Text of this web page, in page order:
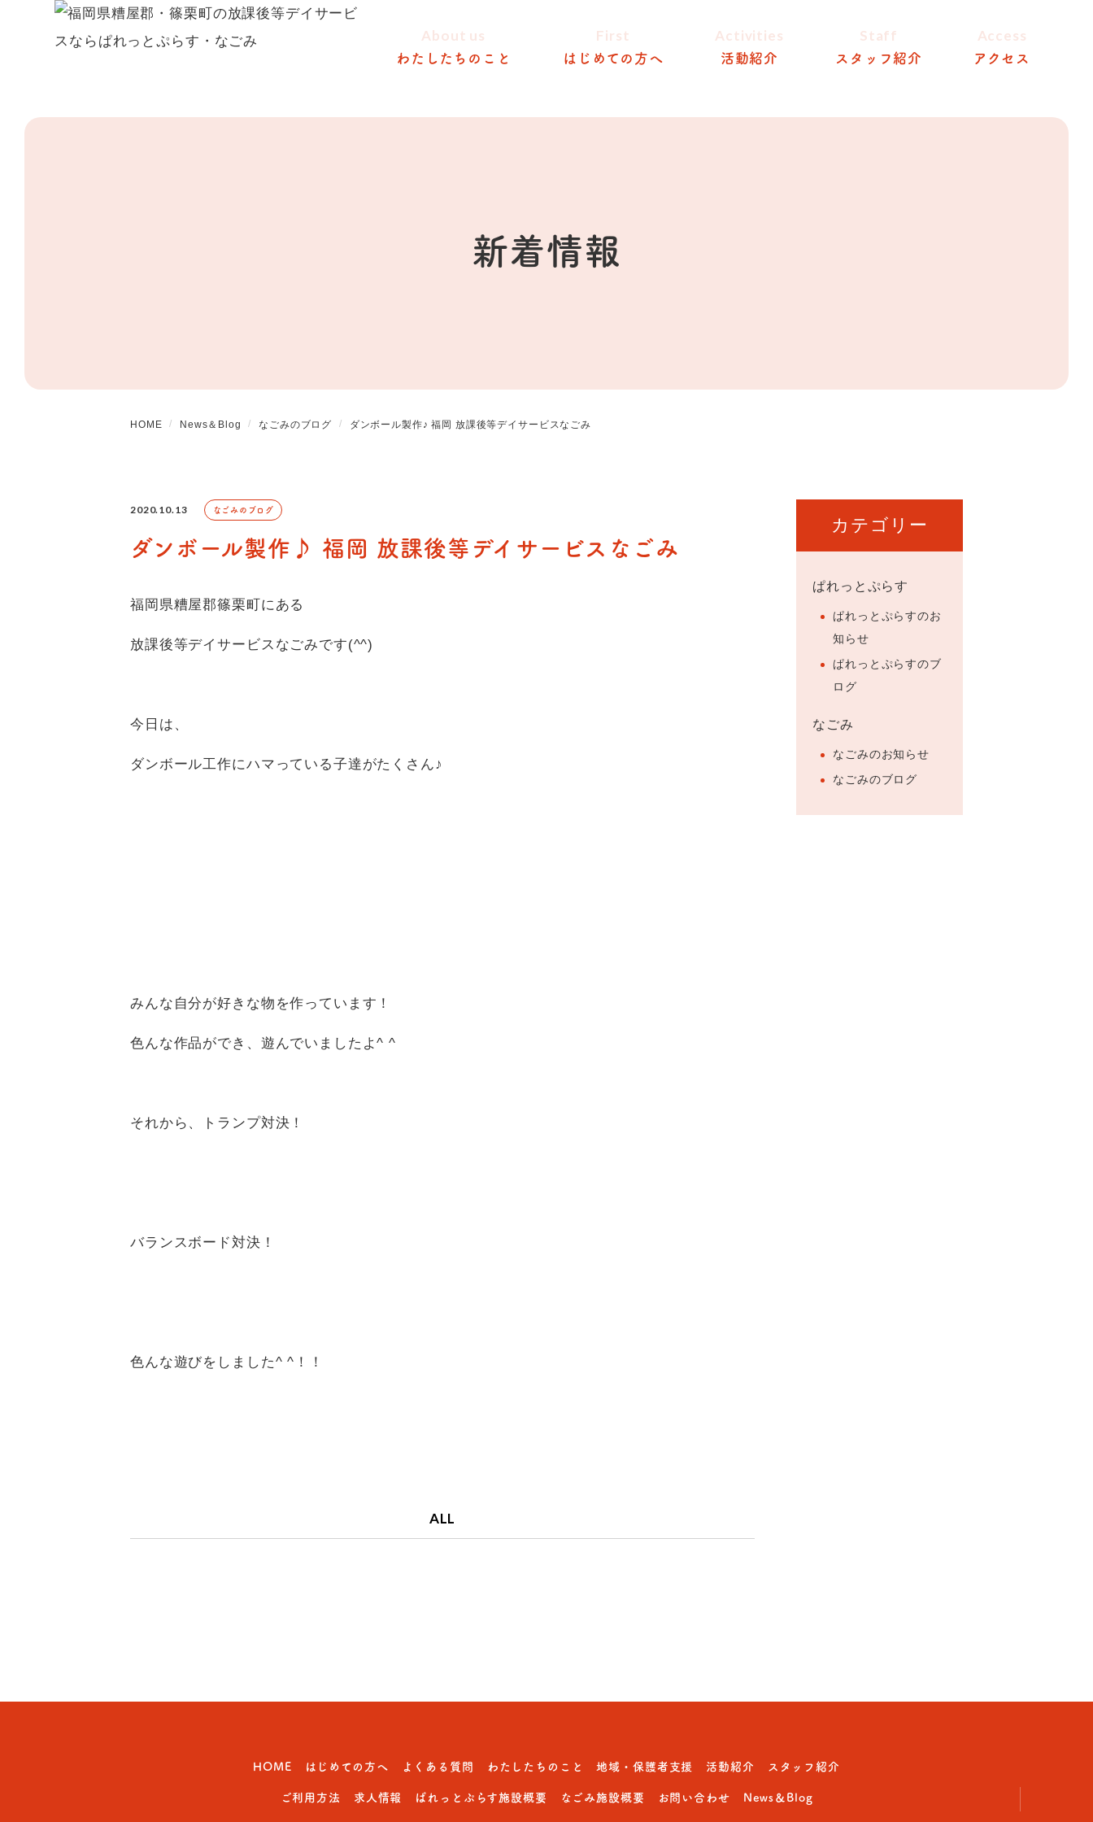
About us
わたしたちのこと
First
はじめての方へ
Activities
活動紹介
Staff
スタッフ紹介
Access
アクセス
新着情報
HOME News＆Blog なごみのブログ ダンボール製作♪ 福岡 放課後等デイサービスなごみ
2020.10.13 なごみのブログ
ダンボール製作♪ 福岡 放課後等デイサービスなごみ
福岡県糟屋郡篠栗町にある
放課後等デイサービスなごみです(^^)
今日は、
ダンボール工作にハマっている子達がたくさん♪
みんな自分が好きな物を作っています！
色んな作品ができ、遊んでいましたよ^ ^
それから、トランプ対決！
バランスボード対決！
色んな遊びをしました^ ^！！
ALL
カテゴリー
ぱれっとぷらす
ぱれっとぷらすのお
知らせ
ぱれっとぷらすのブ
ログ
なごみ
なごみのお知らせ
なごみのブログ
HOME はじめての方へ よくある質問 わたしたちのこと 地域・保護者支援 活動紹介
スタッフ紹介
ご利用方法
求人情報 ぱれっとぷらす施設概要 なごみ施設概要 お問い合わせ
News＆Blog